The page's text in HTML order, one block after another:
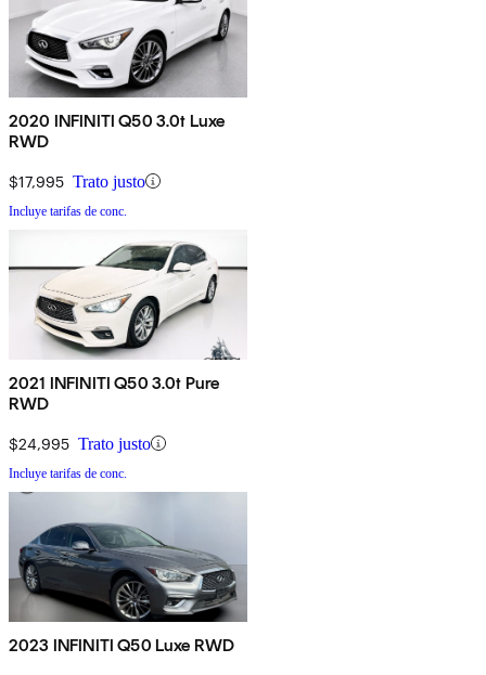
2020 INFINITI Q50 3.0t Luxe
RWD
$17,995 Trato justo
Incluye tarifas de conc.
2021 INFINITI Q50 3.0t Pure
RWD
$24,995 Trato justo
Incluye tarifas de conc.
2023 INFINITI Q50 Luxe RWD